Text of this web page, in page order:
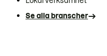
Se alla branscher